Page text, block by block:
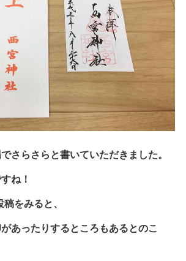
さらさらと書いていただきました。
ね！
をみると、
あったりするところもあるとのこ